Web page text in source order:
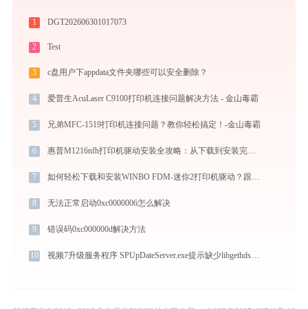
1 DGT202606301017073
2 Test
3 c盘用户下appdata文件夹哪些可以安全删除？
4 爱普生AcuLaser C9100打印机连接问题解决方法 - 金山毒霸
5 兄弟MFC-1519打印机连接问题？教你轻松搞定！-金山毒霸
6 惠普M1216nfh打印机驱动安装全攻略：从下载到安装完全教程
7 如何轻松下载和安装WINBO FDM-迷你2打印机驱动？跟着这篇指南走
8 无法正常启动0xc0000006怎么解决
9 错误码0xc000000d解决方法
10 视频7升级服务程序 SPUpDateServer.exe提示缺少libgethdsign.dll文件的解决办法